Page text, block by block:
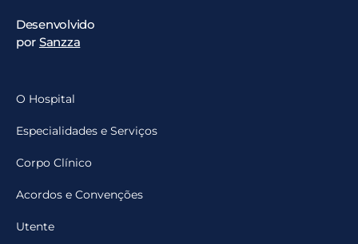
Desenvolvido
por Sanzza
O Hospital
Especialidades e Serviços
Corpo Clínico
Acordos e Convenções
Utente